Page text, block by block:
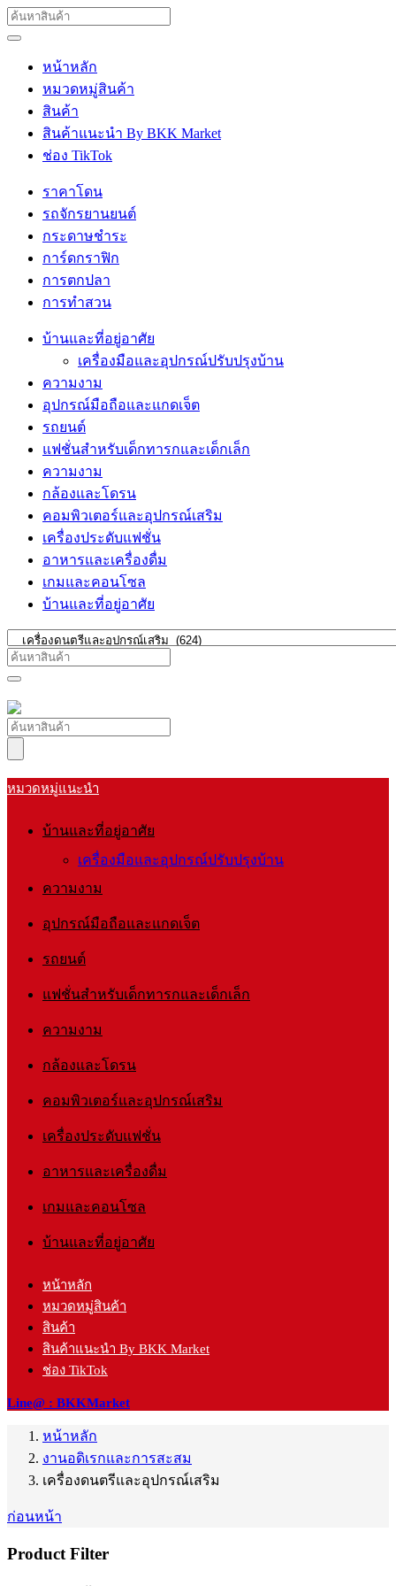
หน้าหลัก
หมวดหมู่สินค้า
สินค้า
สินค้าแนะนำ By BKK Market
ช่อง TikTok
ราคาโดน
รถจักรยานยนต์
กระดาษชำระ
การ์ดกราฟิก
การตกปลา
การทำสวน
บ้านและที่อยู่อาศัย
เครื่องมือและอุปกรณ์ปรับปรุงบ้าน
ความงาม
อุปกรณ์มือถือและแกดเจ็ต
รถยนต์
แฟชั่นสำหรับเด็กทารกและเด็กเล็ก
ความงาม
กล้องและโดรน
คอมพิวเตอร์และอุปกรณ์เสริม
เครื่องประดับแฟชั่น
อาหารและเครื่องดื่ม
เกมและคอนโซล
บ้านและที่อยู่อาศัย
หมวดหมู่แนะนำ
บ้านและที่อยู่อาศัย
เครื่องมือและอุปกรณ์ปรับปรุงบ้าน
ความงาม
อุปกรณ์มือถือและแกดเจ็ต
รถยนต์
แฟชั่นสำหรับเด็กทารกและเด็กเล็ก
ความงาม
กล้องและโดรน
คอมพิวเตอร์และอุปกรณ์เสริม
เครื่องประดับแฟชั่น
อาหารและเครื่องดื่ม
เกมและคอนโซล
บ้านและที่อยู่อาศัย
หน้าหลัก
หมวดหมู่สินค้า
สินค้า
สินค้าแนะนำ By BKK Market
ช่อง TikTok
Line@ : BKKMarket
หน้าหลัก
งานอดิเรกและการสะสม
เครื่องดนตรีและอุปกรณ์เสริม
ก่อนหน้า
Product Filter